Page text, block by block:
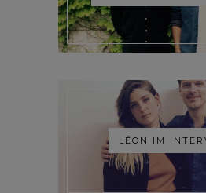
LÉON IM